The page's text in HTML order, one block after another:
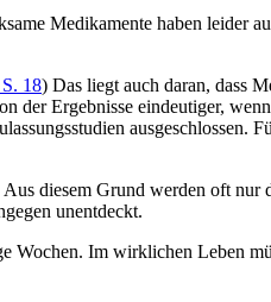
Medikamente haben leider
18) Das liegt auch daran, dass
der Ergebnisse eindeutiger,
ausgeschlossen.
diesem Grund werden oft
unentdeckt.
Wochen. Im wirklichen Leben